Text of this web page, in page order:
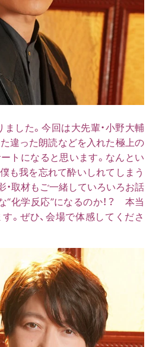
した。今回は大先輩・小野大輔
違った朗読などを入れた極上の
トになると思います。なんとい
も我を忘れて酔いしれてしまう
・取材もご一緒していろいろお話
“化学反応”になるのか！？ 本当
。ぜひ、会場で体感してくださ